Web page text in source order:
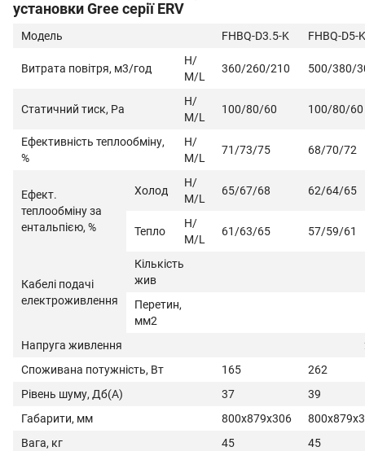
установки Gree серії ERV
Модель FHBQ-D3.5-K FHBQ-D5-K
Витрата повітря, м3/год
Н/
М/L
360/260/210 500/380/
Статичний тиск, Ра
Н/
М/L
100/80/60 100/80/60
Ефективність теплообміну,
%
Н/
М/L
71/73/75 68/70/72
Ефект.
теплообміну за
ентальпією, %
Холод
Н/
М/L
65/67/68 62/64/65
Тепло
Н/
М/L
61/63/65 57/59/61
Кабелі подачі
електроживлення
Кількість
жив
Перетин,
мм2
Напруга живлення
Споживана потужність, Вт
165
262
Рівень шуму, Дб(А)
37
39
Габарити, мм
800х879х306
Вага, кг
45
45